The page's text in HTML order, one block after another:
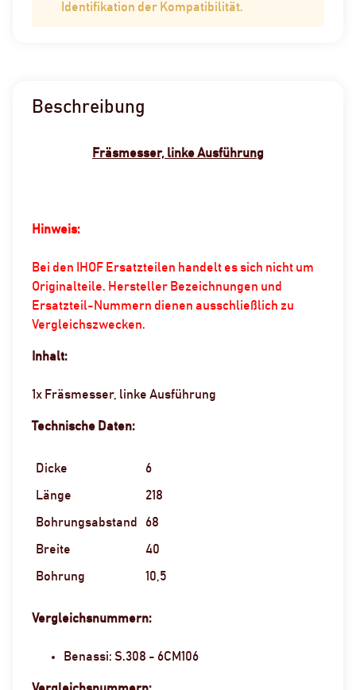
Identifikation der Kompatibilität.
Beschreibung
Fräsmesser, linke Ausführung
Hinweis:
Bei den IHOF Ersatzteilen handelt es sich nicht um
Originalteile. Hersteller Bezeichnungen und
Ersatzteil-Nummern dienen ausschließlich zu
Vergleichszwecken.
Inhalt:
1x Fräsmesser, linke Ausführung
Technische Daten:
Dicke 6
Länge 218
Bohrungsabstand 68
Breite 40
Bohrung 10,5
Vergleichsnummern:
Benassi: S.308 - 6CM106